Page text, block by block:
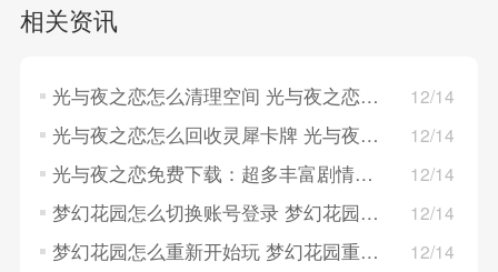
相关资讯
光与夜之恋怎么清理空间 光与夜之恋清理空间的方法 12/14
光与夜之恋怎么回收灵犀卡牌 光与夜之恋回收灵犀卡牌的方法 12/14
光与夜之恋免费下载：超多丰富剧情演绎，卡片精致！ 12/14
梦幻花园怎么切换账号登录 梦幻花园切换账号登录的方法 12/14
梦幻花园怎么重新开始玩 梦幻花园重新开始玩的方法 12/14